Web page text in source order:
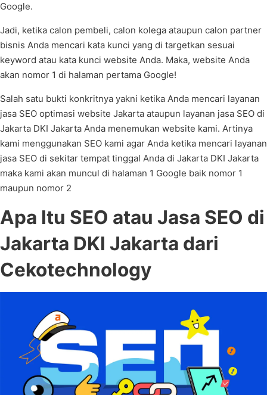
Google.
Jadi, ketika calon pembeli, calon kolega ataupun calon partner
bisnis Anda mencari kata kunci yang di targetkan sesuai
keyword atau kata kunci website Anda. Maka, website Anda
akan nomor 1 di halaman pertama Google!
Salah satu bukti konkritnya yakni ketika Anda mencari layanan
jasa SEO optimasi website Jakarta ataupun layanan jasa SEO di
Jakarta DKI Jakarta Anda menemukan website kami. Artinya
kami menggunakan SEO kami agar Anda ketika mencari layanan
jasa SEO di sekitar tempat tinggal Anda di Jakarta DKI Jakarta
maka kami akan muncul di halaman 1 Google baik nomor 1
maupun nomor 2
Apa Itu SEO atau Jasa SEO di
Jakarta DKI Jakarta dari
Cekotechnology